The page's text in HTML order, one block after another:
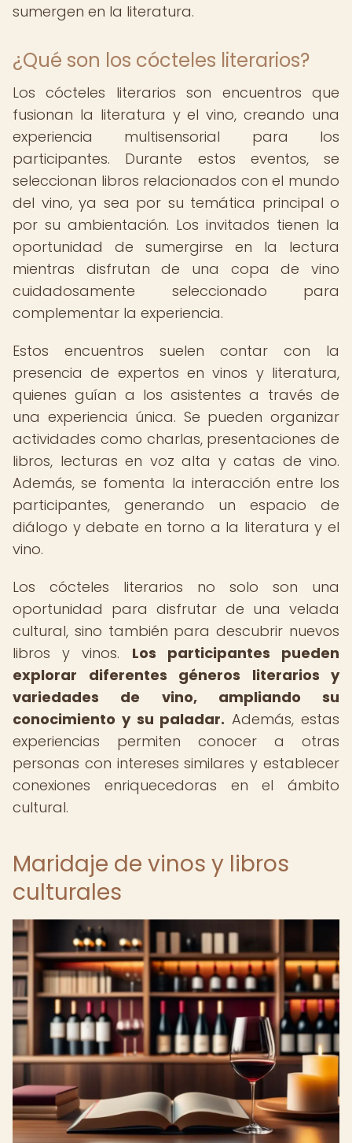
sumergen en la literatura.
¿Qué son los cócteles literarios?
Los cócteles literarios son encuentros que
fusionan la literatura y el vino, creando una
experiencia multisensorial para los
participantes. Durante estos eventos, se
seleccionan libros relacionados con el mundo
del vino, ya sea por su temática principal o
por su ambientación. Los invitados tienen la
oportunidad de sumergirse en la lectura
mientras disfrutan de una copa de vino
cuidadosamente seleccionado para
complementar la experiencia.
Estos encuentros suelen contar con la
presencia de expertos en vinos y literatura,
quienes guían a los asistentes a través de
una experiencia única. Se pueden organizar
actividades como charlas, presentaciones de
libros, lecturas en voz alta y catas de vino.
Además, se fomenta la interacción entre los
participantes, generando un espacio de
diálogo y debate en torno a la literatura y el
vino.
Los cócteles literarios no solo son una
oportunidad para disfrutar de una velada
cultural, sino también para descubrir nuevos
libros y vinos. Los participantes pueden
explorar diferentes géneros literarios y
variedades de vino, ampliando su
conocimiento y su paladar. Además, estas
experiencias permiten conocer a otras
personas con intereses similares y establecer
conexiones enriquecedoras en el ámbito
cultural.
Maridaje de vinos y libros
culturales